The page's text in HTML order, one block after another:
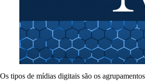
Os tipos de mídias digitais são os